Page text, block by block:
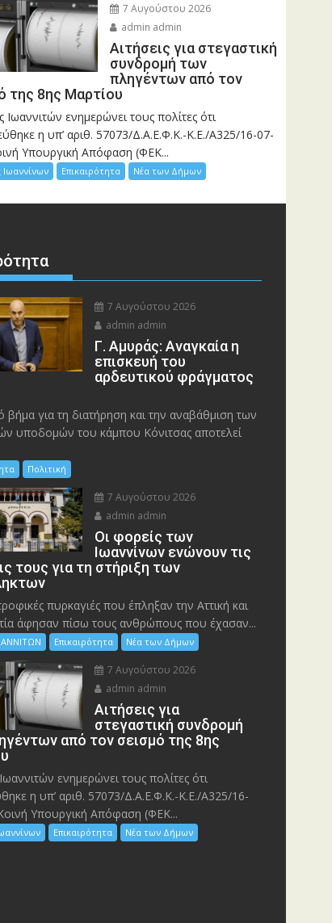
7 Αυγούστου 2026
admin admin
Αιτήσεις για στεγαστική
συνδρομή των
πληγέντων από τον
της 8ης Μαρτίου
ενημερώνει τους πολίτες ότι
η υπ’ αριθ. 57073/Δ.Α.Ε.Φ.Κ.-Κ.Ε./Α325/16-07-
Υπουργική Απόφαση (ΦΕΚ...
Ιωαννίνων Επικαιρότητα Νέα των Δήμων
7 Αυγούστου 2026
admin admin
Γ. Αμυράς: Αναγκαία η
επισκευή του
αρδευτικού φράγματος
βήμα για τη διατήρηση και την αναβάθμιση των
υποδομών του κάμπου Κόνιτσας αποτελεί
Πολιτική
7 Αυγούστου 2026
admin admin
Οι φορείς των
Ιωαννίνων ενώνουν τις
τους για τη στήριξη των
πυρκαγιές που έπληξαν την Αττική και
άφησαν πίσω τους ανθρώπους που έχασαν...
Επικαιρότητα Νέα των Δήμων
7 Αυγούστου 2026
admin admin
Αιτήσεις για
στεγαστική συνδρομή
από τον σεισμό της 8ης
ενημερώνει τους πολίτες ότι
η υπ’ αριθ. 57073/Δ.Α.Ε.Φ.Κ.-Κ.Ε./Α325/16-
Υπουργική Απόφαση (ΦΕΚ...
Επικαιρότητα Νέα των Δήμων